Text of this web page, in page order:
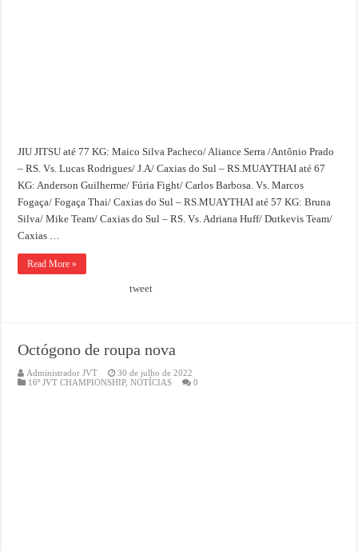
JIU JITSU até 77 KG: Maico Silva Pacheco/ Aliance Serra /Antônio Prado
– RS. Vs. Lucas Rodrigues/ J.A/ Caxias do Sul – RS.MUAYTHAI até 67
KG: Anderson Guilherme/ Fúria Fight/ Carlos Barbosa. Vs. Marcos
Fogaça/ Fogaça Thai/ Caxias do Sul – RS.MUAYTHAI até 57 KG: Bruna
Silva/ Mike Team/ Caxias do Sul – RS. Vs. Adriana Huff/ Dutkevis Team/
Caxias …
Read More »
tweet
Octógono de roupa nova
Administrador JVT
30 de julho de 2022
16º JVT CHAMPIONSHIP,NOTÍCIAS 0